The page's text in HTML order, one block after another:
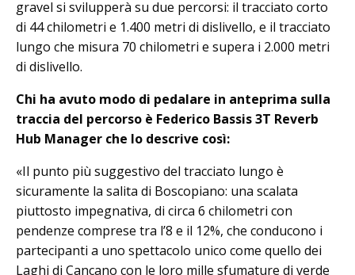
gravel si svilupperà su due percorsi: il tracciato corto
di 44 chilometri e 1.400 metri di dislivello, e il tracciato
lungo che misura 70 chilometri e supera i 2.000 metri
di dislivello.
Chi ha avuto modo di pedalare in anteprima sulla
traccia del percorso è Federico Bassis 3T Reverb
Hub Manager che lo descrive così:
«Il punto più suggestivo del tracciato lungo è
sicuramente la salita di Boscopiano: una scalata
piuttosto impegnativa, di circa 6 chilometri con
pendenze comprese tra l’8 e il 12%, che conducono i
partecipanti a uno spettacolo unico come quello dei
Laghi di Cancano con le loro mille sfumature di verde